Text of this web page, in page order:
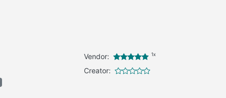
Vendor: 1x
Creator: